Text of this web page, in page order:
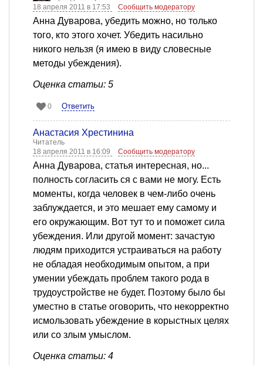
18 апреля 2011 в 17:53
Сообщить модератору
Анна Дуварова, убедить можно, но только
того, кто этого хочет. Убедить насильно
никого нельзя (я имею в виду словесные
методы убеждения).
Оценка статьи: 5
0 Ответить
Анастасия Хрестинина
Читатель
18 апреля 2011 в 16:09
Сообщить модератору
Анна Дуварова, статья интересная, но...
полность согласить ся с вами не могу. Есть
моменты, когда человек в чем-либо очень
заблуждается, и это мешает ему самому и
его окружающим. Вот тут то и поможет сила
убеждения. Или другой момент: зачастую
людям приходится устраиваться на работу
не обладая необходимым опытом, а при
умении убеждать проблем такого рода в
трудоустройстве не будет. Поэтому было бы
уместно в статье оговорить, что некорректно
исмользовать убеждение в корыстных целях
или со злым умыслом.
Оценка статьи: 4